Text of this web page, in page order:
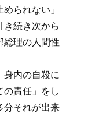
られない」
き続き次から
総理の人間性
内の自殺に
の責任」をし
分それが出来